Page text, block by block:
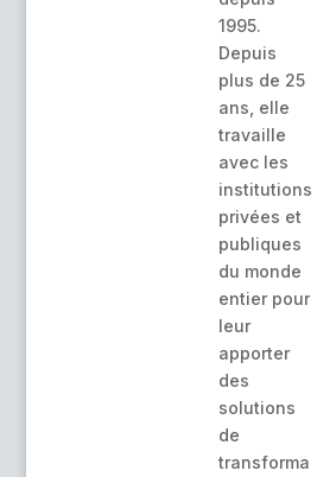
1995.
Depuis
plus de 25
ans, elle
travaille
avec les
institutions
privées et
publiques
du monde
entier pour
leur
apporter
des
solutions
de
transforma